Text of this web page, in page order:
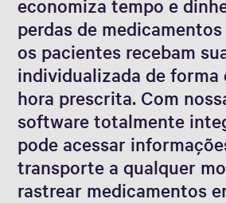
economiza tempo e
perdas de
os pacientes recebam
individualizada de forma
hora prescrita. Com
software totalmente
pode acessar
transporte a qualquer
rastrear medicamentos